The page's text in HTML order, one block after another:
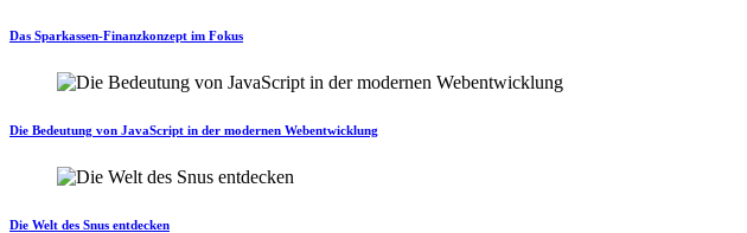
Das Sparkassen-Finanzkonzept im Fokus
Die Bedeutung von JavaScript in der modernen Webentwicklung
Die Welt des Snus entdecken